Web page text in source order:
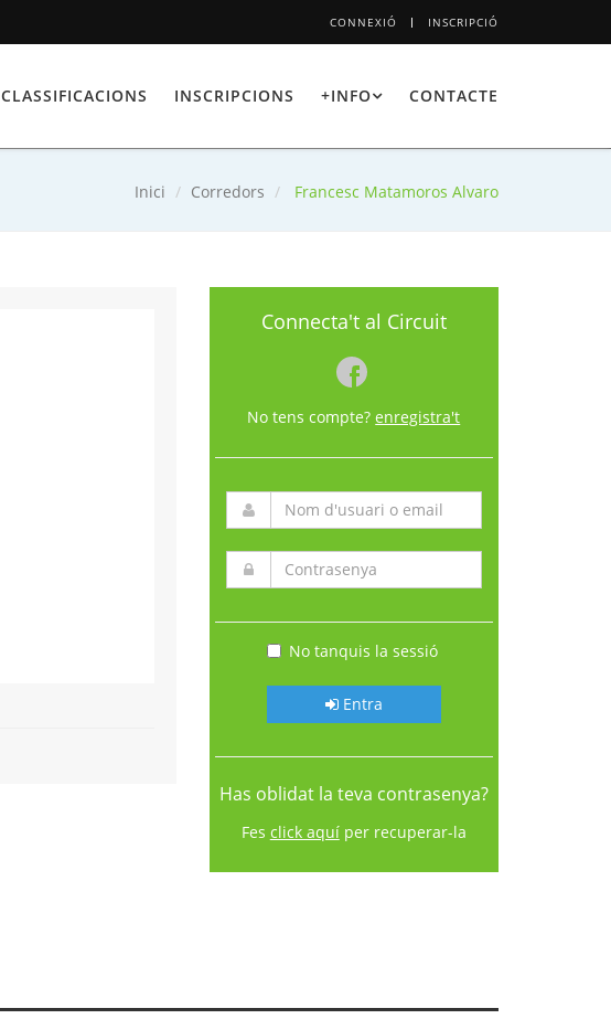
CONNEXIÓ INSCRIPCIÓ
CLASSIFICACIONS INSCRIPCIONS +INFO CONTACTE
Inici Corredors Francesc Matamoros Alvaro
Connecta't al Circuit
No tens compte?enregistra't
No tanquis la sessió
Entra
Has oblidat la teva contrasenya?
Fes click aquíper recuperar-la